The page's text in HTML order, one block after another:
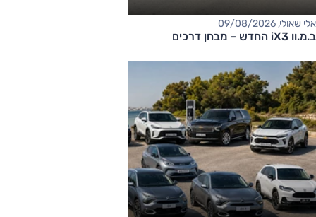
אלי שאולי, 09/08/2026
ב.מ.וו iX3 החדש – מבחן דרכים